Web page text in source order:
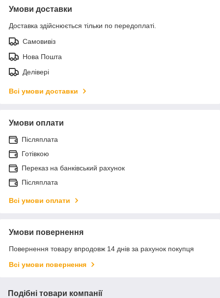
Умови доставки
Доставка здійснюється тільки по передоплаті.
Самовивіз
Нова Пошта
Делівері
Всі умови доставки
Умови оплати
Післяплата
Готівкою
Переказ на банківський рахунок
Післяплата
Всі умови оплати
Умови повернення
Повернення товару впродовж 14 днів за рахунок покупця
Всі умови повернення
Подібні товари компанії